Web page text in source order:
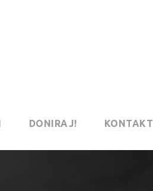
DONIRAJ! KONTAKT